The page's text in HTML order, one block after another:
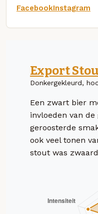
FacebookInstagram
Export
Donkergekleurd,
Een zwart bier
invloeden van
geroosterde
ook veel tonen
stout was